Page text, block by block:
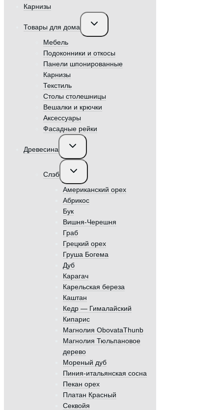
Карнизы
Товары для дома
Переключить
дочернее
Мебель
Подоконники и откосы
Панели шпонированные
Карнизы
Текстиль
Столы столешницы
Вешалки и крючки
Аксессуары
Фасадные рейки
Древесина
Переключить
дочернее
Слэб
Переключить
дочернее
Американский орех
Абрикос
Бук
Вишня-Черешня
Граб
Грецкий орех
Груша Богема
Дуб
Карагач
Карельская береза
Каштан
Кедр — Гималайский
Кипарис
Магнолия ObovataThunb
Магнолия Тюльпановое
дерево
Мореный дуб
Пиния-итальянская сосна
Пекан орех
Платан Красный
Секвойя